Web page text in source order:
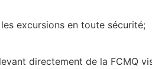
excursions en toute sécurité;
directement de la FCMQ